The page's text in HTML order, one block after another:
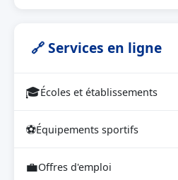
🔗 Services en ligne
🎓Écoles et établissements
⚽Équipements sportifs
💼Offres d'emploi